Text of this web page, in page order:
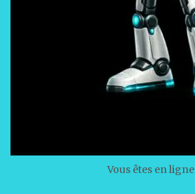
Vous êtes en ligne